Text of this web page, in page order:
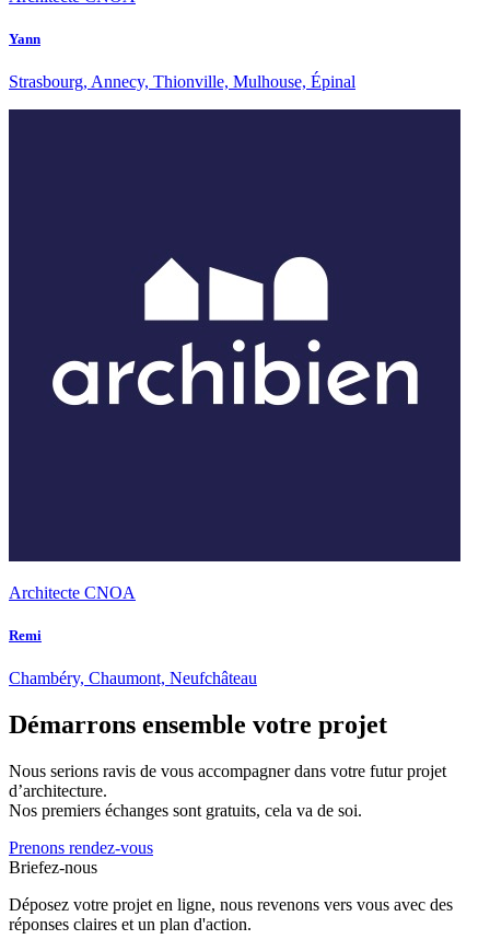
Yann
Strasbourg, Annecy, Thionville, Mulhouse, Épinal
Architecte CNOA
Remi
Chambéry, Chaumont, Neufchâteau
Démarrons ensemble votre projet
Nous serions ravis de vous accompagner dans votre futur projet
d’architecture.
Nos premiers échanges sont gratuits, cela va de soi.
Prenons rendez-vous
Briefez-nous
Déposez votre projet en ligne, nous revenons vers vous avec des
réponses claires et un plan d'action.